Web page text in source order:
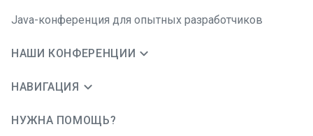
Java-конференция для опытных разработчиков
НАШИ КОНФЕРЕНЦИИ
НАВИГАЦИЯ
НУЖНА ПОМОЩЬ?